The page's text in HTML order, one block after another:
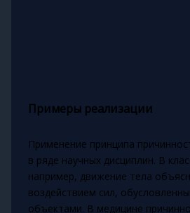
Примеры реализации
Применение принципа
в ряде научных дисциплин. В
например, движение тела
воздействием сил,
объектами. В медицине